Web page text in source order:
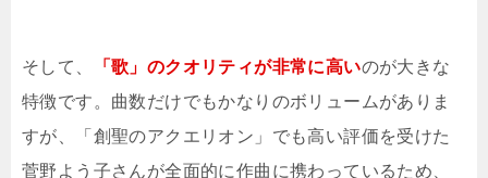
そして、 「歌」のクオリティが非常に高いのが大きな
特徴です。曲数だけでもかなりのボリュームがありま
すが、「創聖のアクエリオン」でも高い評価を受けた
菅野よう子さんが全面的に作曲に携わっているため、